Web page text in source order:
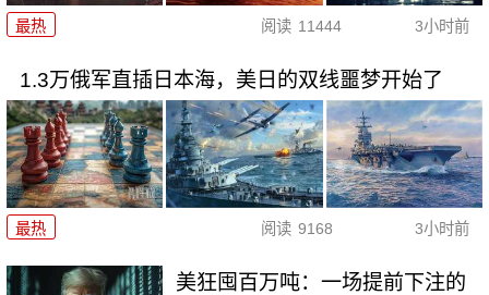
最热 阅读 11444 3小时前
1.3万俄军直插日本海，美日的双线噩梦开始了
最热 阅读 9168 3小时前
美狂囤百万吨：一场提前下注的